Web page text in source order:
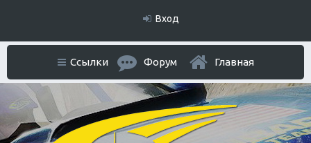
Вход
Ссылки Форум Главная